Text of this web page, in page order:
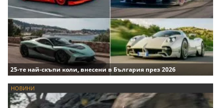
25-те най-скъпи коли, внесени в България през 2026
НОВИНИ